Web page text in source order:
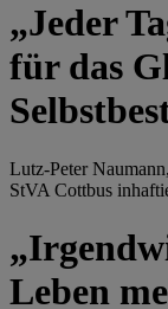
„Jeder
für das
Lutz-Peter
StVA Cottbus
Leben